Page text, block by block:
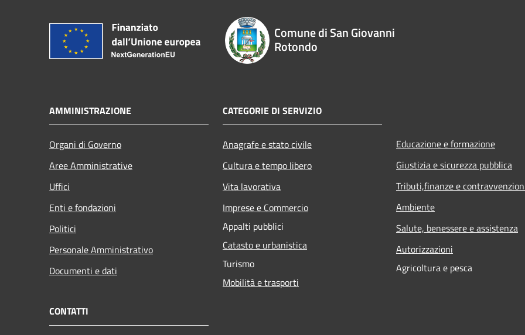
Comune di San Giovanni
Rotondo
AMMINISTRAZIONE
Organi di Governo
Aree Amministrative
Uffici
Enti e fondazioni
Politici
Personale Amministrativo
Documenti e dati
CATEGORIE DI SERVIZIO
Anagrafe e stato civile
Cultura e tempo libero
Vita lavorativa
Imprese e Commercio
Appalti pubblici
Catasto e urbanistica
Turismo
Mobilità e trasporti
Educazione e formazione
Giustizia e sicurezza pubblica
Tributi,finanze e
Ambiente
Salute, benessere e assistenza
Autorizzazioni
Agricoltura e pesca
CONTATTI